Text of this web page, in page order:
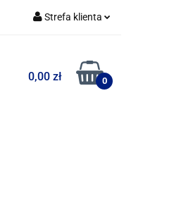
Strefa klienta
Zarejestruj się
0,00 zł 0